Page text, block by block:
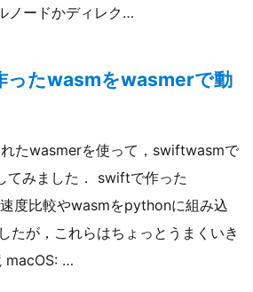
ノードかディレク…
たwasmをwasmerで動
たwasmerを使って，swiftwasmで
てみました． swiftで作った
度比較やwasmをpythonに組み込
たが，これらはちょっとうまくいき
macOS: …